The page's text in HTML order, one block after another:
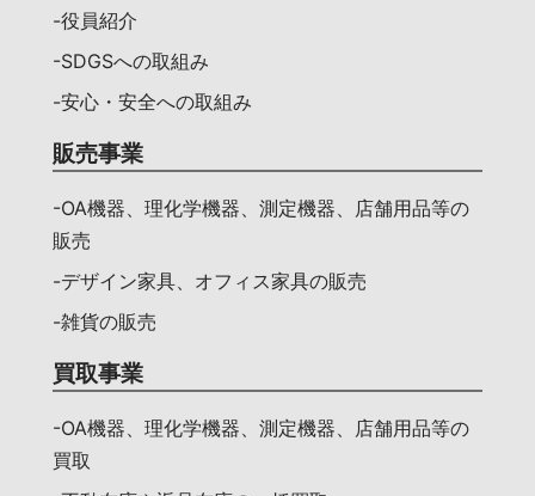
-役員紹介
-SDGSへの取組み
-安心・安全への取組み
販売事業
-OA機器、理化学機器、測定機器、店舗用品等の
販売
-デザイン家具、オフィス家具の販売
-雑貨の販売
買取事業
-OA機器、理化学機器、測定機器、店舗用品等の
買取